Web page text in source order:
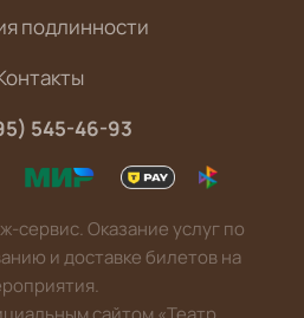
подлинности
545-46-93
сервис. Оказание услуг по
и доставке билетов на